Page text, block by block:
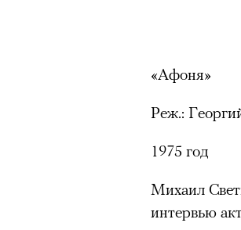
«Афоня»
Реж.:
1975 год
Михаил
интервью